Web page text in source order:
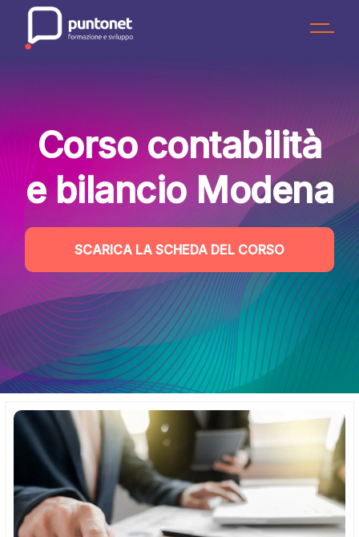
content
Corso contabilità
e bilancio Modena
SCARICA LA SCHEDA DEL CORSO